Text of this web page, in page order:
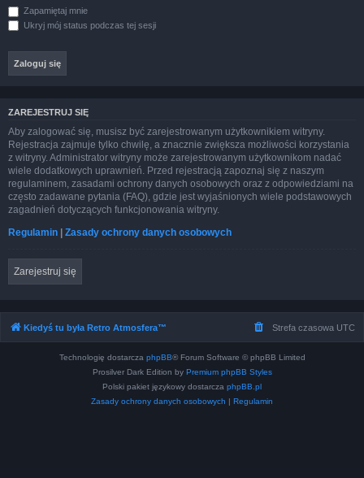
Zapamiętaj mnie
Ukryj mój status podczas tej sesji
ZAREJESTRUJ SIĘ
Aby zalogować się, musisz być zarejestrowanym użytkownikiem witryny.
Rejestracja zajmuje tylko chwilę, a znacznie zwiększa możliwości korzystania
z witryny. Administrator witryny może zarejestrowanym użytkownikom nadać
wiele dodatkowych uprawnień. Przed rejestracją zapoznaj się z naszym
regulaminem, zasadami ochrony danych osobowych oraz z odpowiedziami na
często zadawane pytania (FAQ), gdzie jest wyjaśnionych wiele podstawowych
zagadnień dotyczących funkcjonowania witryny.
Regulamin | Zasady ochrony danych osobowych
Zarejestruj się
Kiedyś tu była Retro Atmosfera™ Strefa czasowa UTC
Technologię dostarcza phpBB® Forum Software © phpBB Limited
Prosilver Dark Edition by Premium phpBB Styles
Polski pakiet językowy dostarcza phpBB.pl
Zasady ochrony danych osobowych | Regulamin